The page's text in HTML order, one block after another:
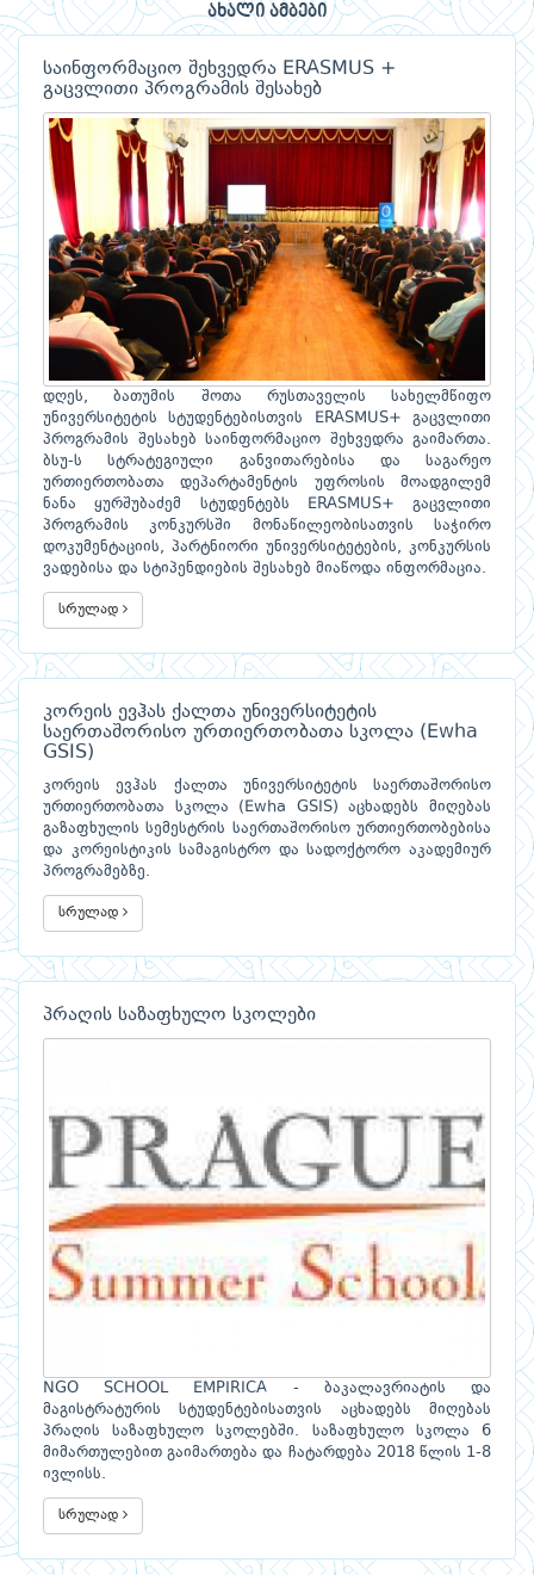
ახალი ამბები
საინფორმაციო შეხვედრა ERASMUS +
გაცვლითი პროგრამის შესახებ
დღეს, ბათუმის შოთა რუსთაველის სახელმწიფო
უნივერსიტეტის სტუდენტებისთვის ERASMUS+ გაცვლითი
პროგრამის შესახებ საინფორმაციო შეხვედრა გაიმართა.
ბსუ-ს სტრატეგიული განვითარებისა და საგარეო
ურთიერთობათა დეპარტამენტის უფროსის მოადგილემ
ნანა ყურშუბაძემ სტუდენტებს ERASMUS+ გაცვლითი
პროგრამის კონკურსში მონაწილეობისათვის საჭირო
დოკუმენტაციის, პარტნიორი უნივერსიტეტების, კონკურსის
ვადებისა და სტიპენდიების შესახებ მიაწოდა ინფორმაცია.
სრულად
კორეის ევჰას ქალთა უნივერსიტეტის
საერთაშორისო ურთიერთობათა სკოლა (Ewha
GSIS)
კორეის ევჰას ქალთა უნივერსიტეტის საერთაშორისო
ურთიერთობათა სკოლა (Ewha GSIS) აცხადებს მიღებას
გაზაფხულის სემესტრის საერთაშორისო ურთიერთობებისა
და კორეისტიკის სამაგისტრო და სადოქტორო აკადემიურ
პროგრამებზე.
სრულად
პრაღის საზაფხულო სკოლები
NGO SCHOOL EMPIRICA - ბაკალავრიატის და
მაგისტრატურის სტუდენტებისათვის აცხადებს მიღებას
პრაღის საზაფხულო სკოლებში. საზაფხულო სკოლა 6
მიმართულებით გაიმართება და ჩატარდება 2018 წლის 1-8
ივლისს.
სრულად